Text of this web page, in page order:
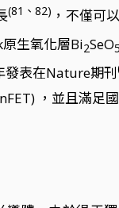
(81、82) ，不僅可
生氧化層Bi2SeO5
發表在Nature期刊
，並且滿足